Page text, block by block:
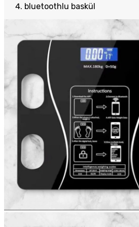
bluetoothlu baskül